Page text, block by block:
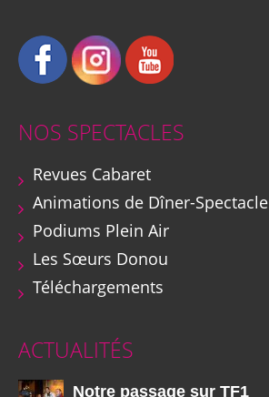
NOS SPECTACLES
Revues Cabaret
Animations de Dîner-Spectacle
Podiums Plein Air
Les Sœurs Donou
Téléchargements
ACTUALITÉS
Notre passage sur TF1